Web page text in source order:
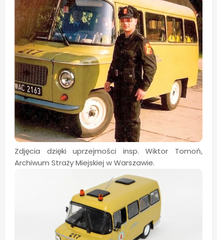
Zdjęcia dzięki uprzejmości insp. Wiktor Tomoń,
Archiwum Straży Miejskiej w Warszawie.